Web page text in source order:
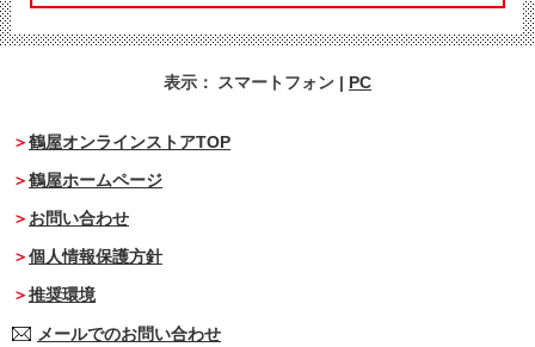
表示： スマートフォン | PC
鶴屋オンラインストアTOP
鶴屋ホームページ
お問い合わせ
個人情報保護方針
推奨環境
メールでのお問い合わせ